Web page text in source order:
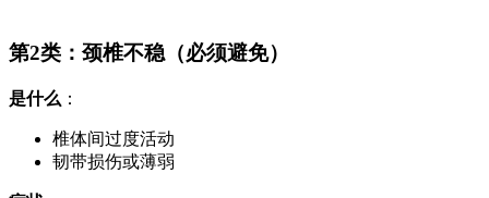
第2类：颈椎不稳（必须避免）
是什么 ：
椎体间过度活动
韧带损伤或薄弱